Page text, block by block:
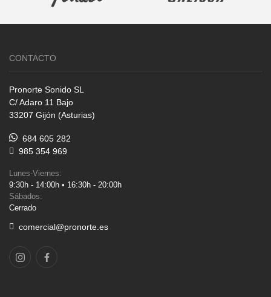
CONTACTO
Pronorte Sonido SL
C/ Adaro 11 Bajo
33207 Gijón (Asturias)
684 605 282
985 354 969
Lunes-Viernes:
9:30h - 14:00h • 16:30h - 20:00h
Sábados:
Cerrado
comercial@pronorte.es